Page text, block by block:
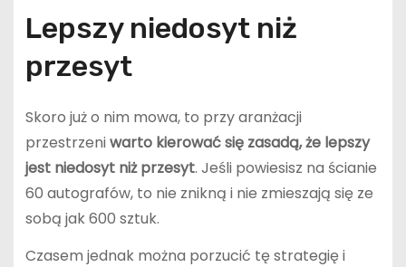
Lepszy niedosyt niż
przesyt
Skoro już o nim mowa, to przy aranżacji
przestrzeniwarto kierować się zasadą, że lepszy
jest niedosyt niż przesyt. Jeśli powiesisz na ścianie
60 autografów, to nie znikną i nie zmieszają się ze
sobą jak 600 sztuk.
Czasem jednak można porzucić tę strategię i